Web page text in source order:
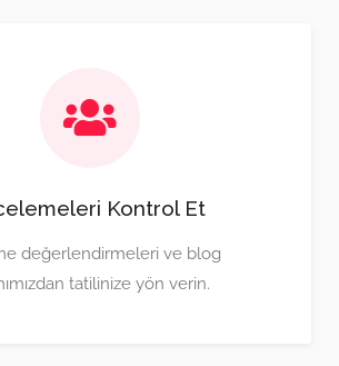
Kontrol Et
değerlendirmeleri ve blog
tatilinize yön verin.